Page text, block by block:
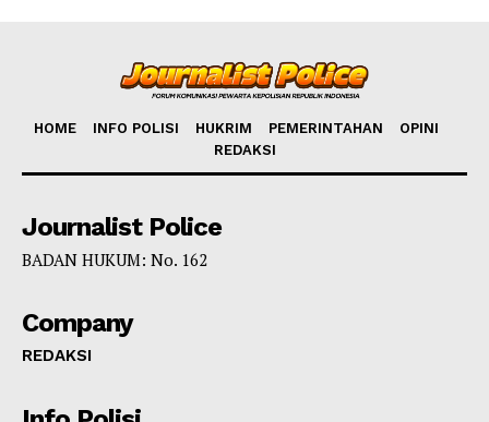
HOME INFO POLISI HUKRIM PEMERINTAHAN
OPINI
REDAKSI
Journalist Police
BADAN HUKUM: No. 162
Company
REDAKSI